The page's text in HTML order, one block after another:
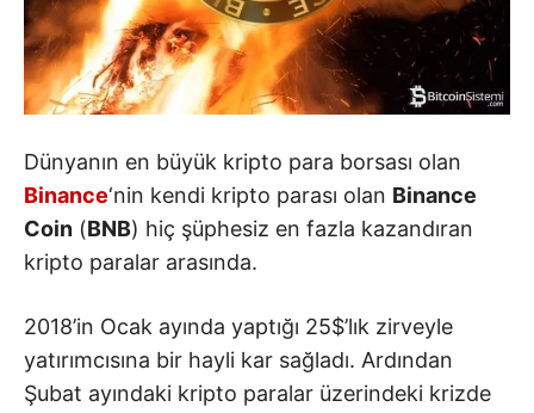
Dünyanın en büyük kripto para borsası olan
Binance‘nin kendi kripto parası olan Binance
Coin (BNB) hiç şüphesiz en fazla kazandıran
kripto paralar arasında.
2018’in Ocak ayında yaptığı 25$’lık zirveyle
yatırımcısına bir hayli kar sağladı. Ardından
Şubat ayındaki kripto paralar üzerindeki krizde